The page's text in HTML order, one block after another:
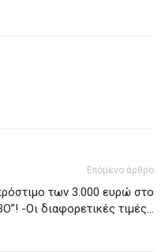
Επόμενο άρθρο
των 3.000 ευρώ στο
-Οι διαφορετικές τιμές…